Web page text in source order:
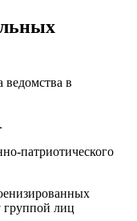
ведомства в
патриотического
группой лиц